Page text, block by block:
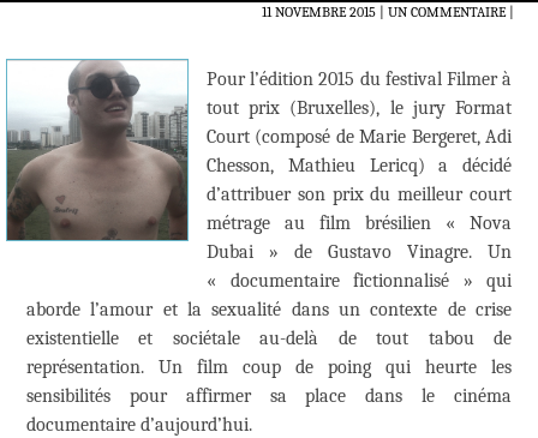
11 NOVEMBRE 2015 UN COMMENTAIRE|
Pour l’édition 2015 du festival Filmer à
tout prix (Bruxelles), le jury Format
Court (composé de Marie Bergeret, Adi
Chesson, Mathieu Lericq) a décidé
d’attribuer son prix du meilleur court
métrage au film brésilien « Nova
Dubai » de Gustavo Vinagre. Un
« documentaire fictionnalisé » qui
aborde l’amour et la sexualité dans un contexte de crise
existentielle et sociétale au-delà de tout tabou de
représentation. Un film coup de poing qui heurte les
sensibilités pour affirmer sa place dans le cinéma
documentaire d’aujourd’hui.